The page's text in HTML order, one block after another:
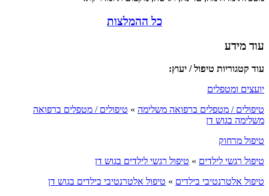
כל ההמלצות
עוד מידע
עוד קטגוריות טיפול / יעוץ:
יועצים ומטפלים
טיפולים / מטפלים ברפואה משלימה » טיפולים / מטפלים ברפואה
משלימה בגוש דן
טיפול מרחוק
טיפול רגשי לילדים » טיפול רגשי לילדים בגוש דן
טיפול אלטרנטיבי בילדים » טיפול אלטרנטיבי בילדים בגוש דן